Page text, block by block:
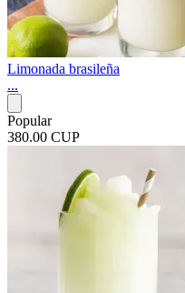
Limonada brasileña
...
Popular
380.00 CUP